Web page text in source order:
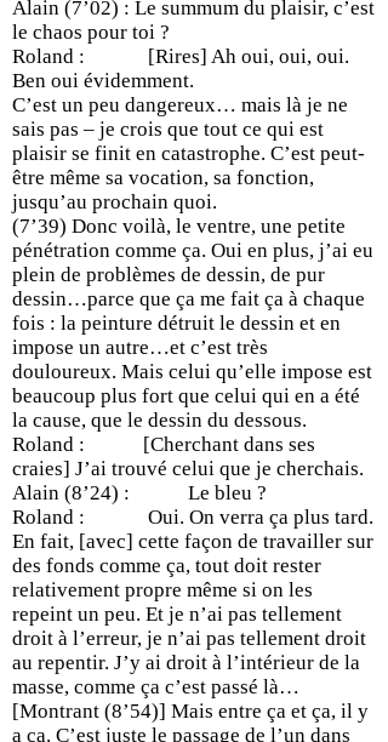
Alain (7’02) : Le summum du plaisir, c’est
le chaos pour toi ?
Roland : [Rires] Ah oui, oui, oui.
Ben oui évidemment.
C’est un peu dangereux… mais là je ne
sais pas – je crois que tout ce qui est
plaisir se finit en catastrophe. C’est peut-
être même sa vocation, sa fonction,
jusqu’au prochain quoi.
(7’39) Donc voilà, le ventre, une petite
pénétration comme ça. Oui en plus, j’ai eu
plein de problèmes de dessin, de pur
dessin…parce que ça me fait ça à chaque
fois : la peinture détruit le dessin et en
impose un autre…et c’est très
douloureux. Mais celui qu’elle impose est
beaucoup plus fort que celui qui en a été
la cause, que le dessin du dessous.
Roland : [Cherchant dans ses
craies] J’ai trouvé celui que je cherchais.
Alain (8’24) : Le bleu ?
Roland : Oui. On verra ça plus tard.
En fait, [avec] cette façon de travailler sur
des fonds comme ça, tout doit rester
relativement propre même si on les
repeint un peu. Et je n’ai pas tellement
droit à l’erreur, je n’ai pas tellement droit
au repentir. J’y ai droit à l’intérieur de la
masse, comme ça c’est passé là…
[Montrant (8’54)] Mais entre ça et ça, il y
a ça. C’est juste le passage de l’un dans